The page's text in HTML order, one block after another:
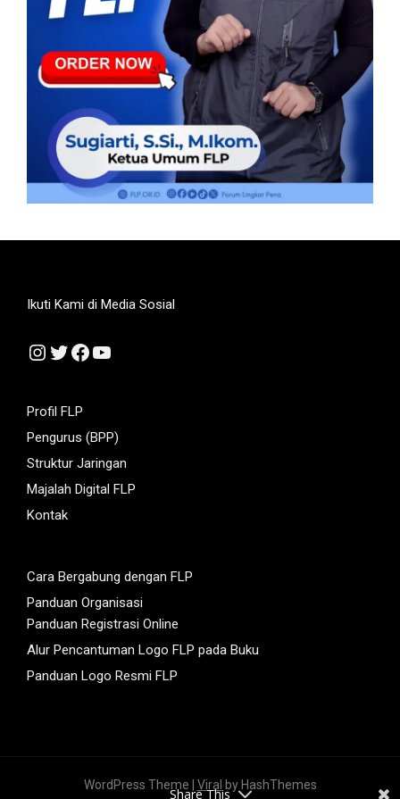
Ikuti Kami di Media Sosial
Instagram
Twitter
Facebook
YouTube
Profil FLP
Pengurus (BPP)
Struktur Jaringan
Majalah Digital FLP
Kontak
Cara Bergabung dengan FLP
Panduan Organisasi
Panduan Registrasi Online
Alur Pencantuman Logo FLP pada Buku
Panduan Logo Resmi FLP
WordPress Theme | Viral by HashThemes
Share This